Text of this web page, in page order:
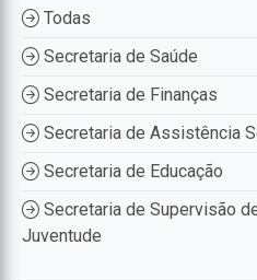
Todas
Secretaria de Saúde
Secretaria de Finanças
Secretaria de Assistência
Secretaria de Educação
Secretaria de Supervisão
Juventude